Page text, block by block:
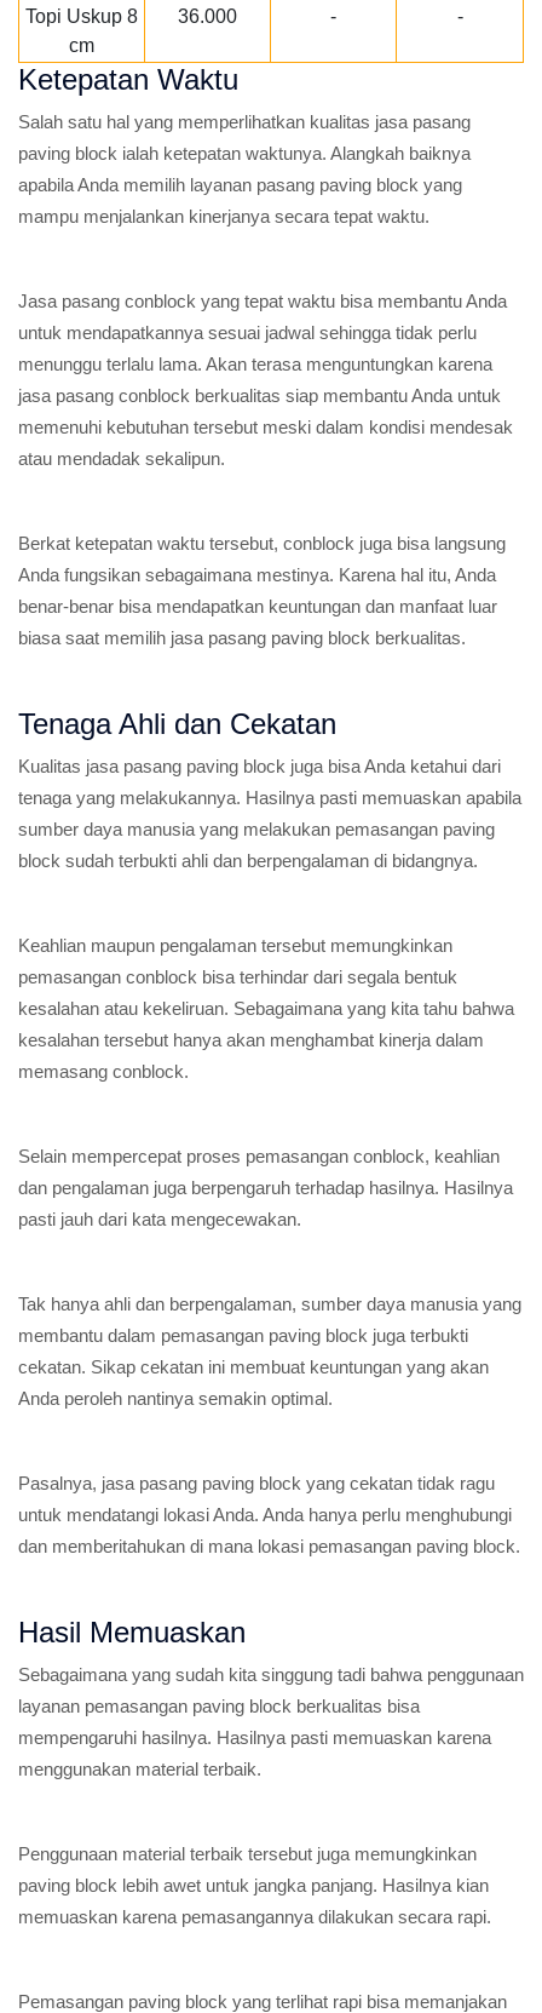
Topi Uskup 8
cm
36.000 - -
Ketepatan Waktu
Salah satu hal yang memperlihatkan kualitas jasa pasang
paving block ialah ketepatan waktunya. Alangkah baiknya
apabila Anda memilih layanan pasang paving block yang
mampu menjalankan kinerjanya secara tepat waktu.
Jasa pasang conblock yang tepat waktu bisa membantu Anda
untuk mendapatkannya sesuai jadwal sehingga tidak perlu
menunggu terlalu lama. Akan terasa menguntungkan karena
jasa pasang conblock berkualitas siap membantu Anda untuk
memenuhi kebutuhan tersebut meski dalam kondisi mendesak
atau mendadak sekalipun.
Berkat ketepatan waktu tersebut, conblock juga bisa langsung
Anda fungsikan sebagaimana mestinya. Karena hal itu, Anda
benar-benar bisa mendapatkan keuntungan dan manfaat luar
biasa saat memilih jasa pasang paving block berkualitas.
Tenaga Ahli dan Cekatan
Kualitas jasa pasang paving block juga bisa Anda ketahui dari
tenaga yang melakukannya. Hasilnya pasti memuaskan apabila
sumber daya manusia yang melakukan pemasangan paving
block sudah terbukti ahli dan berpengalaman di bidangnya.
Keahlian maupun pengalaman tersebut memungkinkan
pemasangan conblock bisa terhindar dari segala bentuk
kesalahan atau kekeliruan. Sebagaimana yang kita tahu bahwa
kesalahan tersebut hanya akan menghambat kinerja dalam
memasang conblock.
Selain mempercepat proses pemasangan conblock, keahlian
dan pengalaman juga berpengaruh terhadap hasilnya. Hasilnya
pasti jauh dari kata mengecewakan.
Tak hanya ahli dan berpengalaman, sumber daya manusia yang
membantu dalam pemasangan paving block juga terbukti
cekatan. Sikap cekatan ini membuat keuntungan yang akan
Anda peroleh nantinya semakin optimal.
Pasalnya, jasa pasang paving block yang cekatan tidak ragu
untuk mendatangi lokasi Anda. Anda hanya perlu menghubungi
dan memberitahukan di mana lokasi pemasangan paving block.
Hasil Memuaskan
Sebagaimana yang sudah kita singgung tadi bahwa penggunaan
layanan pemasangan paving block berkualitas bisa
mempengaruhi hasilnya. Hasilnya pasti memuaskan karena
menggunakan material terbaik.
Penggunaan material terbaik tersebut juga memungkinkan
paving block lebih awet untuk jangka panjang. Hasilnya kian
memuaskan karena pemasangannya dilakukan secara rapi.
Pemasangan paving block yang terlihat rapi bisa memanjakan